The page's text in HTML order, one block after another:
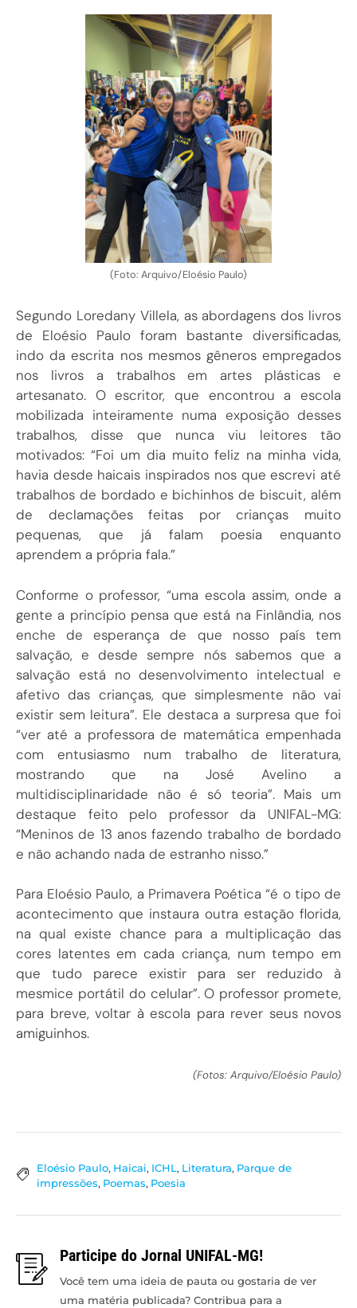
(Foto: Arquivo/Eloésio Paulo)
Segundo Loredany Villela, as abordagens dos livros
de Eloésio Paulo foram bastante diversificadas,
indo da escrita nos mesmos gêneros empregados
nos livros a trabalhos em artes plásticas e
artesanato. O escritor, que encontrou a escola
mobilizada inteiramente numa exposição desses
trabalhos, disse que nunca viu leitores tão
motivados: “Foi um dia muito feliz na minha vida,
havia desde haicais inspirados nos que escrevi até
trabalhos de bordado e bichinhos de biscuit, além
de declamações feitas por crianças muito
pequenas, que já falam poesia enquanto
aprendem a própria fala.”
Conforme o professor, “uma escola assim, onde a
gente a princípio pensa que está na Finlândia, nos
enche de esperança de que nosso país tem
salvação, e desde sempre nós sabemos que a
salvação está no desenvolvimento intelectual e
afetivo das crianças, que simplesmente não vai
existir sem leitura”. Ele destaca a surpresa que foi
“ver até a professora de matemática empenhada
com entusiasmo num trabalho de literatura,
mostrando que na José Avelino a
multidisciplinaridade não é só teoria”. Mais um
destaque feito pelo professor da UNIFAL-MG:
“Meninos de 13 anos fazendo trabalho de bordado
e não achando nada de estranho nisso.”
Para Eloésio Paulo, a Primavera Poética “é o tipo de
acontecimento que instaura outra estação florida,
na qual existe chance para a multiplicação das
cores latentes em cada criança, num tempo em
que tudo parece existir para ser reduzido à
mesmice portátil do celular”. O professor promete,
para breve, voltar à escola para rever seus novos
amiguinhos.
(Fotos: Arquivo/Eloésio Paulo)
Eloésio Paulo, Haicai, ICHL, Literatura, Parque de
impressões, Poemas, Poesia
Participe do Jornal UNIFAL-MG!
Você tem uma ideia de pauta ou gostaria de ver
uma matéria publicada? Contribua para a